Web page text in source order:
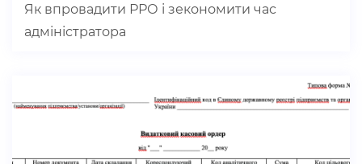
Як впровадити РРО і зекономити час
адміністратора